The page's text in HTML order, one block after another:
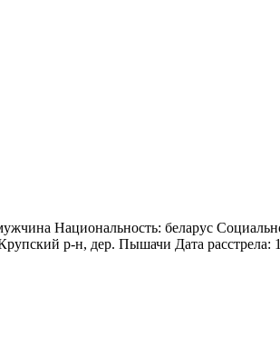
Национальность: беларус
р-н, дер. Пышачи Дата расстрела: